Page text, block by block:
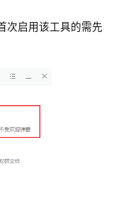
次启用该工具的需先